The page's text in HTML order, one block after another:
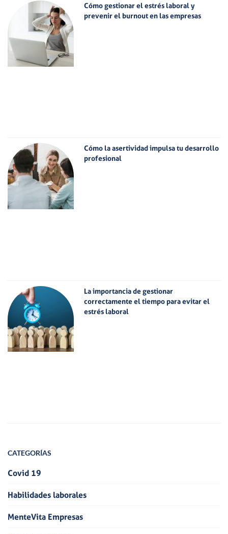
Cómo gestionar el estrés laboral y
prevenir el burnout en las empresas
Cómo la asertividad impulsa tu desarrollo
profesional
La importancia de gestionar
correctamente el tiempo para evitar el
estrés laboral
CATEGORÍAS
Covid 19
Habilidades laborales
MenteVita Empresas